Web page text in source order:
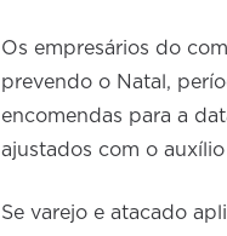
Os empresários do
prevendo o Natal,
encomendas para a
ajustados com o
Se varejo e atacado